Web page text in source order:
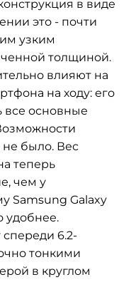
в виде
это - почти
узким
толщиной.
влияют на
на ходу: его
все основные
не было. Вес
теперь
чем у
Samsung Galaxy
удобнее.
6.2-
тонкими
в круглом